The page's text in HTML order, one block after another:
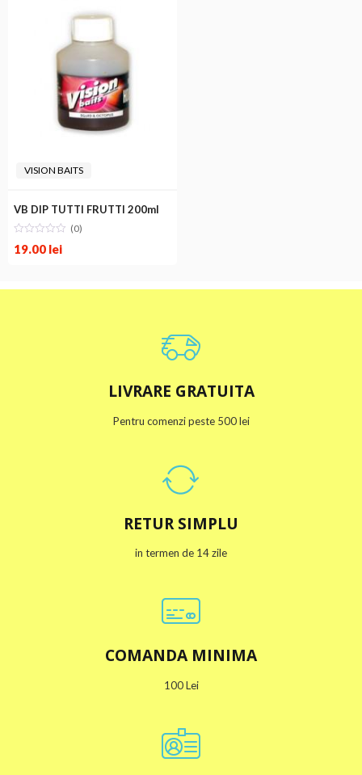
VISION BAITS
VB DIP TUTTI FRUTTI 200ml
(0)
19.00 lei
LIVRARE GRATUITA
Pentru comenzi peste 500 lei
RETUR SIMPLU
in termen de 14 zile
COMANDA MINIMA
100 Lei